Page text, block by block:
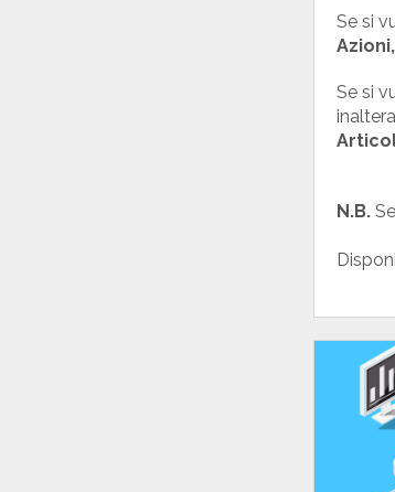
Se si
Azioni,
Se si
N.B. Se